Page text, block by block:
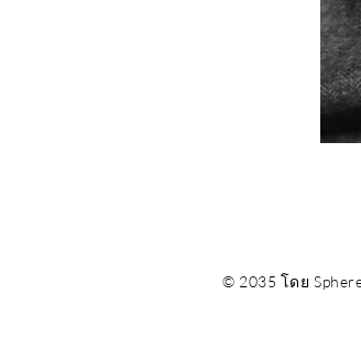
© 2035 โดย